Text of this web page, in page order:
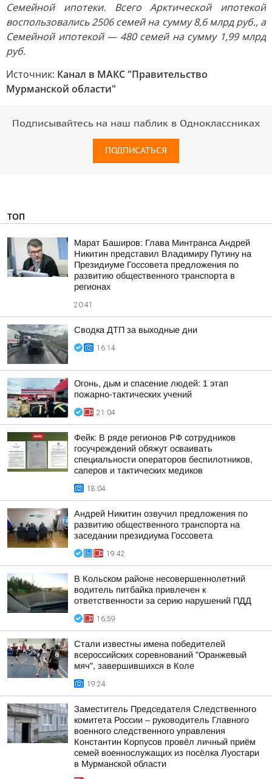
Семейной ипотеки. Всего Арктической ипотекой
воспользовались 2506 семей на сумму 8,6 млрд руб., а
Семейной ипотекой — 480 семей на сумму 1,99 млрд
руб.
Источник: Канал в МАКС "Правительство
Мурманской области"
Подписывайтесь на наш паблик в Одноклассниках
ПОДПИСАТЬСЯ
ТОП
Марат Баширов: Глава Минтранса Андрей
Никитин представил Владимиру Путину на
Президиуме Госсовета предложения по
развитию общественного транспорта в
регионах
20:41
Сводка ДТП за выходные дни
16:14
Огонь, дым и спасение людей: 1 этап
пожарно-тактических учений
21:04
Фейк: В ряде регионов РФ сотрудников
госучреждений обяжут осваивать
специальности операторов беспилотников,
саперов и тактических медиков
18:04
Андрей Никитин озвучил предложения по
развитию общественного транспорта на
заседании президиума Госсовета
19:42
В Кольском районе несовершеннолетний
водитель питбайка привлечен к
ответственности за серию нарушений ПДД
16:59
Стали известны имена победителей
всероссийских соревнований "Оранжевый
мяч", завершившихся в Коле
19:24
Заместитель Председателя Следственного
комитета России – руководитель Главного
военного следственного управления
Константин Корпусов провёл личный приём
семей военнослужащих из посёлка Луостари
в Мурманской области